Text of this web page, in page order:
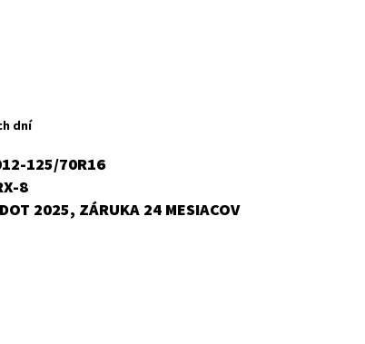
dní
125/70R16
8
2025, ZÁRUKA 24 MESIACOV